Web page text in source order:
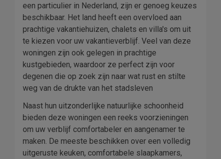
een particulier in Nederland, zijn er genoeg keuzes
beschikbaar. Het land heeft een overvloed aan
prachtige vakantiehuizen, chalets en villa's om uit
te kiezen voor uw vakantieverblijf. Veel van deze
woningen zijn ook gelegen in prachtige
kustgebieden, waardoor ze perfect zijn voor
degenen die op zoek zijn naar wat rust en stilte
weg van de drukte van het stadsleven
Naast hun uitzonderlijke natuurlijke schoonheid
bieden deze woningen een reeks voorzieningen
om uw verblijf comfortabeler en aangenamer te
maken. De meeste beschikken over een volledig
uitgeruste keuken, comfortabele slaapkamers,